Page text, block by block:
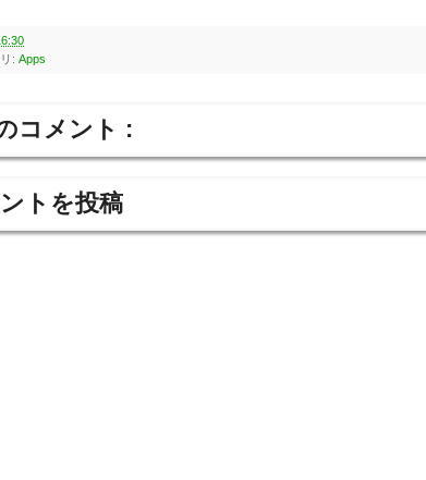
: Apps
コメント :
トを投稿